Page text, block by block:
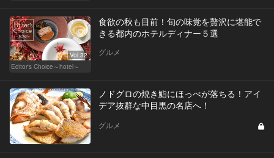
Vol.32
Editor's Choice～hotel～
食欲の秋も目前！旬の味覚を贅沢に堪能で
きる都内のホテルディナー５選
グルメ
ノドグロの焼き鮨にほっぺが落ちる！アイ
デア抜群な中目黒の名店へ！
グルメ